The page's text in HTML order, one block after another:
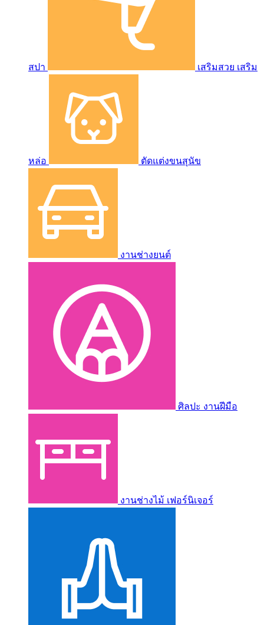
สปา เสริมสวย เสริม
หล่อ ตัดแต่งขนสุนัข
งานช่างยนต์
ศิลปะ งานฝีมือ
งานช่างไม้ เฟอร์นิเจอร์